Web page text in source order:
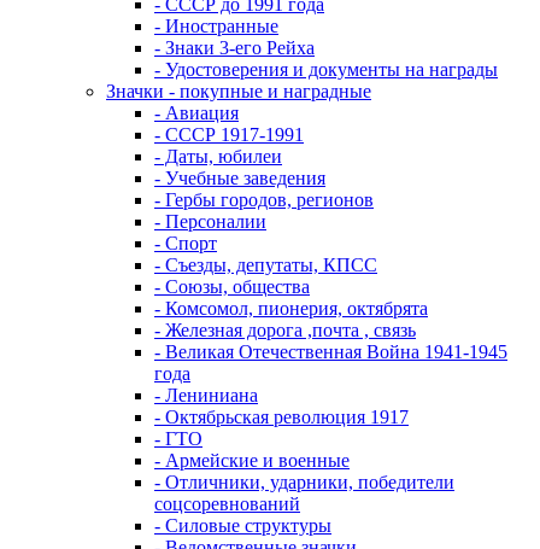
- СССР до 1991 года
- Иностранные
- Знаки 3-его Рейха
- Удостоверения и документы на награды
Значки - покупные и наградные
- Авиация
- СССР 1917-1991
- Даты, юбилеи
- Учебные заведения
- Гербы городов, регионов
- Персоналии
- Спорт
- Съезды, депутаты, КПСС
- Союзы, общества
- Комсомол, пионерия, октябрята
- Железная дорога ,почта , связь
- Великая Отечественная Война 1941-1945
года
- Лениниана
- Октябрьская революция 1917
- ГТО
- Армейские и военные
- Отличники, ударники, победители
соцсоревнований
- Силовые структуры